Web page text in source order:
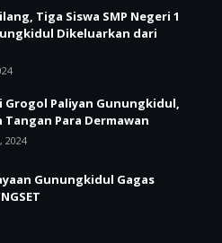
Tiga Siswa SMP Negeri 1
Dikeluarkan dari
Grogol Paliyan Gunungkidul,
Para Dermawan
2024
Gunungkidul Gagas